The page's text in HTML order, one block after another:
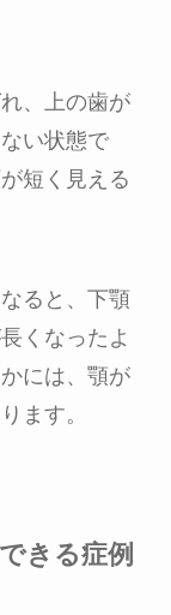
、上の歯が
い状態で
短く見える
ると、下顎
くなったよ
には、顎が
ます。
きる症例